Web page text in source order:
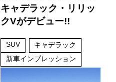
キャデラック・リリッ
クVがデビュー!!
SUV
キャデラック
新車インプレッション